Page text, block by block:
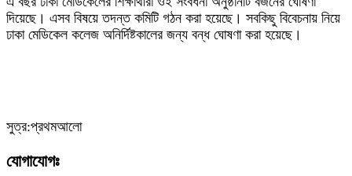
দিয়েছে। এসব বিষয়ে তদন্ত কমিটি গঠন করা হয়েছে। সবকিছু বিবেচনায় নিয়ে
ঢাকা মেডিকেল কলেজ অনির্দিষ্টকালের জন্য বন্ধ ঘোষণা করা হয়েছে।
সুত্র:প্রথমআলো
যোগাযোগঃ